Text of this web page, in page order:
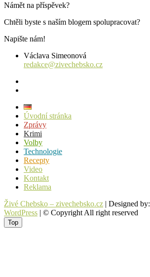
Námět na příspěvek?
Chtěli byste s naším blogem spolupracovat?
Napište nám!
Václava Simeonová
redakce@zivechebsko.cz
Úvodní stránka
Zprávy
Krimi
Volby
Technologie
Recepty
Video
Kontakt
Reklama
Živé Chebsko – zivechebsko.cz | Designed by:
WordPress | © Copyright All right reserved
Top